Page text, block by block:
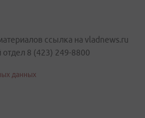
ссылка на vladnews.ru
8 (423) 249-8800
данных